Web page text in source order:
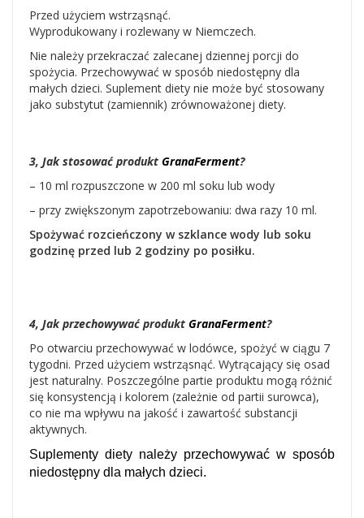
Przed użyciem wstrząsnąć.
Wyprodukowany i rozlewany w Niemczech.
Nie należy przekraczać zalecanej dziennej porcji do
spożycia. Przechowywać w sposób niedostępny dla
małych dzieci. Suplement diety nie może być stosowany
jako substytut (zamiennik) zrównoważonej diety.
3, Jak stosować produkt GranaFerment?
– 10 ml rozpuszczone w 200 ml soku lub wody
– przy zwiększonym zapotrzebowaniu: dwa razy 10 ml.
Spożywać rozcieńczony w szklance wody lub soku
godzinę przed lub 2 godziny po posiłku.
4, Jak przechowywać produkt GranaFerment?
Po otwarciu przechowywać w lodówce, spożyć w ciągu 7
tygodni. Przed użyciem wstrząsnąć. Wytrącający się osad
jest naturalny. Poszczególne partie produktu mogą różnić
się konsystencją i kolorem (zależnie od partii surowca),
co nie ma wpływu na jakość i zawartość substancji
aktywnych.
Suplementy diety należy przechowywać w sposób
niedostępny dla małych dzieci.